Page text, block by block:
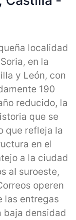
localidad
en la
y León, con
190
reducido, la
que se
que refleja la
en el
a la ciudad
al suroeste,
operen
las entregas
baja densidad